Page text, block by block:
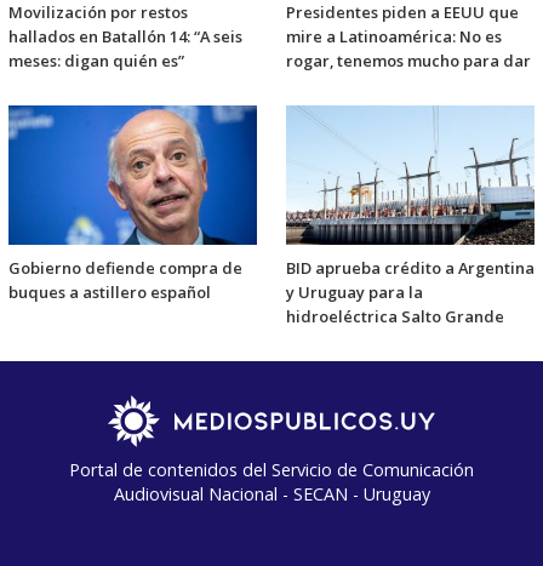
Movilización por restos
hallados en Batallón 14: “A seis
meses: digan quién es”
Presidentes piden a EEUU que
mire a Latinoamérica: No es
rogar, tenemos mucho para dar
Gobierno defiende compra de
buques a astillero español
BID aprueba crédito a Argentina
y Uruguay para la
hidroeléctrica Salto Grande
Portal de contenidos del Servicio de Comunicación
Audiovisual Nacional - SECAN - Uruguay